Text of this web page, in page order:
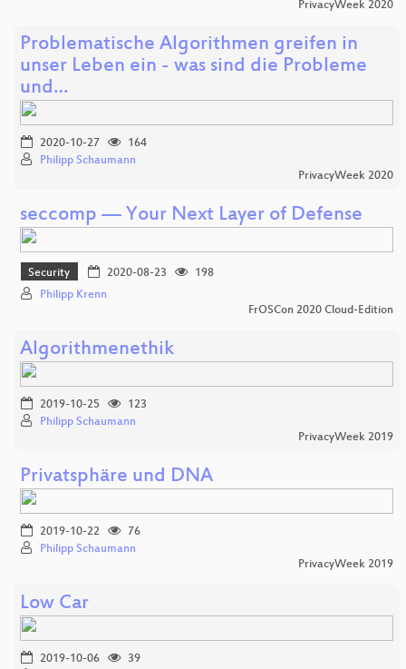
PrivacyWeek 2020
Problematische Algorithmen greifen in
unser Leben ein - was sind die Probleme
und…
2020-10-27
164
Philipp Schaumann
PrivacyWeek 2020
seccomp — Your Next Layer of Defense
Security 2020-08-23
198
Philipp Krenn
FrOSCon 2020 Cloud-Edition
Algorithmenethik
2019-10-25
123
Philipp Schaumann
PrivacyWeek 2019
Privatsphäre und DNA
2019-10-22
76
Philipp Schaumann
PrivacyWeek 2019
Low Car
2019-10-06
39